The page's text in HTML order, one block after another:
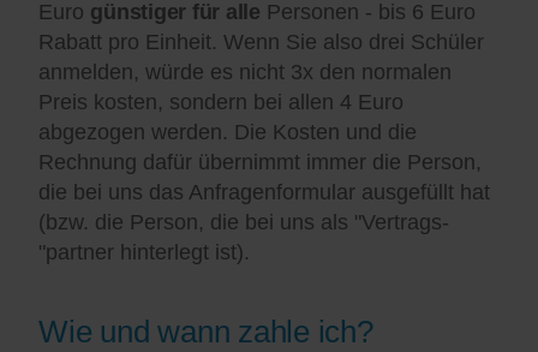
Euro günstiger für alle Personen - bis 6 Euro
Rabatt pro Einheit. Wenn Sie also drei Schüler
anmelden, würde es nicht 3x den normalen
Preis kosten, sondern bei allen 4 Euro
abgezogen werden. Die Kosten und die
Rechnung dafür übernimmt immer die Person,
die bei uns das Anfragenformular ausgefüllt hat
(bzw. die Person, die bei uns als "Vertrags-
"partner hinterlegt ist).
Wie und wann zahle ich?